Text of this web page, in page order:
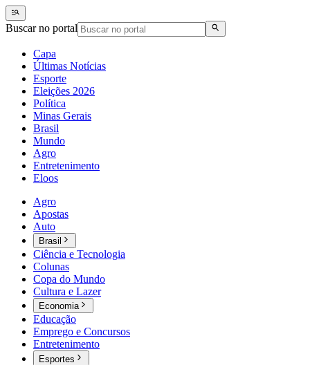
Buscar no portal
Capa
Últimas Notícias
Esporte
Eleições 2026
Política
Minas Gerais
Brasil
Mundo
Agro
Entretenimento
Eloos
Agro
Apostas
Auto
Brasil
Ciência e Tecnologia
Colunas
Copa do Mundo
Cultura e Lazer
Economia
Educação
Emprego e Concursos
Entretenimento
Esportes